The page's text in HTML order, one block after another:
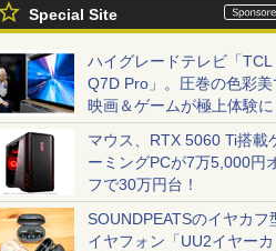
Special Site
ハイグレードテレビ「TCL
Q7D Pro」。圧巻の色彩美
映画＆ゲームが極上体験に
マウス、RTX 5060 Ti搭載
ーミングPCが7万5,000円
フで30万円台！
SOUNDPEATSのイヤカフ
イヤフォン「UU2イヤーカ